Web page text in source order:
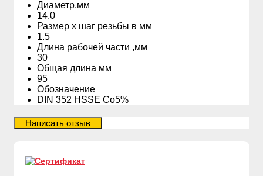
Диаметр,мм
14.0
Размер х шаг резьбы в мм
1.5
Длина рабочей части ,мм
30
Общая длина мм
95
Обозначение
DIN 352 HSSE Co5%